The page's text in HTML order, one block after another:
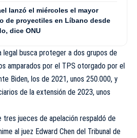
lanzó el miércoles el mayor
de proyectiles en Líbano desde
dice ONU
legal busca proteger a dos grupos de
amparados por el TPS otorgado por el
Biden, los de 2021, unos 250.000, y
de la extensión de 2023, unos
tres jueces de apelación respaldó de
al juez Edward Chen del Tribunal de